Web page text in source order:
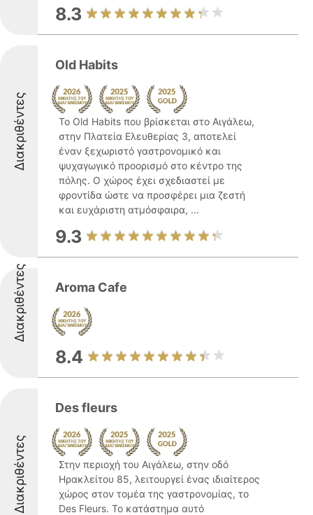
8.3
Διακριθέντες
Old Habits
Το Old Habits που βρίσκεται στο Αιγάλεω,
στην Πλατεία Ελευθερίας 3, αποτελεί
έναν ξεχωριστό γαστρονομικό και
ψυχαγωγικό προορισμό στο κέντρο της
πόλης. Ο χώρος έχει σχεδιαστεί με
φροντίδα ώστε να προσφέρει μια ζεστή
και ευχάριστη ατμόσφαιρα, ...
9.3
Διακριθέντες Aroma Cafe
8.4
Διακριθέντες
Des fleurs
Στην περιοχή του Αιγάλεω, στην οδό
Ηρακλείτου 85, λειτουργεί ένας ιδιαίτερος
χώρος στον τομέα της γαστρονομίας, το
Des Fleurs. Το κατάστημα αυτό